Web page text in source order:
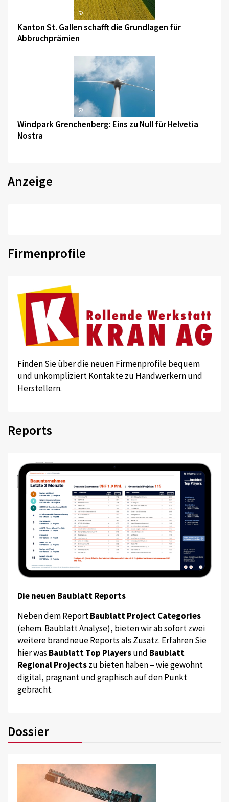
©
Kanton St. Gallen schafft die Grundlagen für
Abbruchprämien
©
Windpark Grenchenberg: Eins zu Null für Helvetia
Nostra
Anzeige
Firmenprofile
Finden Sie über die neuen Firmenprofile bequem
und unkompliziert Kontakte zu Handwerkern und
Herstellern.
Reports
Die neuen Baublatt Reports
Neben dem ReportBaublatt Project Categories
(ehem. Baublatt Analyse), bieten wir ab sofort zwei
weitere brandneue Reports als Zusatz. Erfahren Sie
hier was Baublatt Top Playersund Baublatt
Regional Projectszu bieten haben – wie gewohnt
digital, prägnant und graphisch auf den Punkt
gebracht.
Dossier